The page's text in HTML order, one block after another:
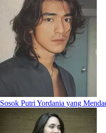
Sosok Putri Yordania yang